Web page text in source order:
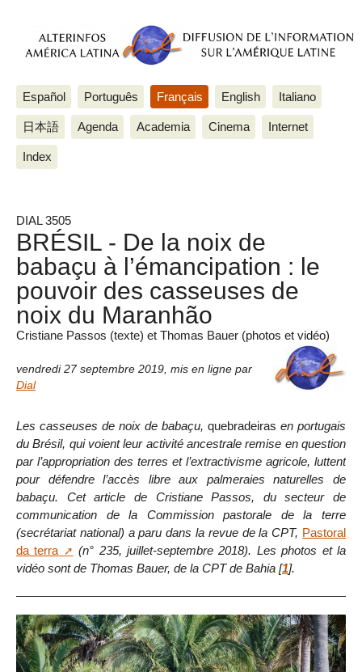
Español Português Français English Italiano
日本語 Agenda Academia Cinema Internet
Index
DIAL 3505
BRÉSIL - De la noix de
babaçu à l’émancipation : le
pouvoir des casseuses de
noix du Maranhão
Cristiane Passos (texte) et Thomas Bauer (photos et vidéo)
vendredi 27 septembre 2019 mis en ligne par
Dial
Les casseuses de noix de babaçu, quebradeiras en portugais
du Brésil, qui voient leur activité ancestrale remise en question
par l’appropriation des terres et l’extractivisme agricole, luttent
pour défendre l’accès libre aux palmeraies naturelles de
babaçu. Cet article de Cristiane Passos, du secteur de
communication de la Commission pastorale de la terre
(secrétariat national) a paru dans la revue de la CPT, Pastoral
da terra
(n° 235, juillet-septembre 2018). Les photos et la
vidéo sont de Thomas Bauer, de la CPT de Bahia [1].